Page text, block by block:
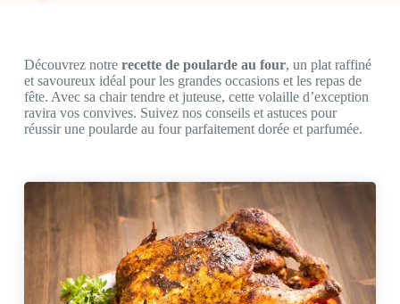
Découvrez notre recette de poularde au four, un plat raffiné
et savoureux idéal pour les grandes occasions et les repas de
fête. Avec sa chair tendre et juteuse, cette volaille d’exception
ravira vos convives. Suivez nos conseils et astuces pour
réussir une poularde au four parfaitement dorée et parfumée.